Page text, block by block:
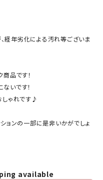
経年劣化による汚れ等ございま
品です！
いです！
しゃれです♪
ションの一部に是非いかがでしょ
available